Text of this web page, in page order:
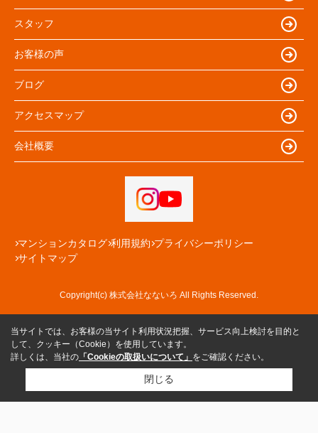
スタッフ
お客様の声
ブログ
アクセスマップ
会社概要
マンションカタログ 利用規約 プライバシーポリシー
サイトマップ
Copyright(c) 株式会社なないろ All Rights Reserved.
当サイトでは、お客様の当サイト利用状況把握、サービス向上検討を目的と
して、クッキー（Cookie）を使用しています。
詳しくは、当社の 「Cookieの取扱いについて」 をご確認ください。
閉じる